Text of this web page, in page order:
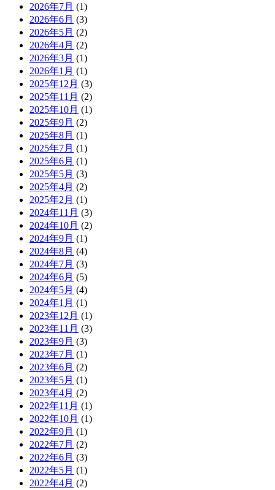
2026年7月 (1)
2026年6月 (3)
2026年5月 (2)
2026年4月 (2)
2026年3月 (1)
2026年1月 (1)
2025年12月 (3)
2025年11月 (2)
2025年10月 (1)
2025年9月 (2)
2025年8月 (1)
2025年7月 (1)
2025年6月 (1)
2025年5月 (3)
2025年4月 (2)
2025年2月 (1)
2024年11月 (3)
2024年10月 (2)
2024年9月 (1)
2024年8月 (4)
2024年7月 (3)
2024年6月 (5)
2024年5月 (4)
2024年1月 (1)
2023年12月 (1)
2023年11月 (3)
2023年9月 (3)
2023年7月 (1)
2023年6月 (2)
2023年5月 (1)
2023年4月 (2)
2022年11月 (1)
2022年10月 (1)
2022年9月 (1)
2022年7月 (2)
2022年6月 (3)
2022年5月 (1)
2022年4月 (2)